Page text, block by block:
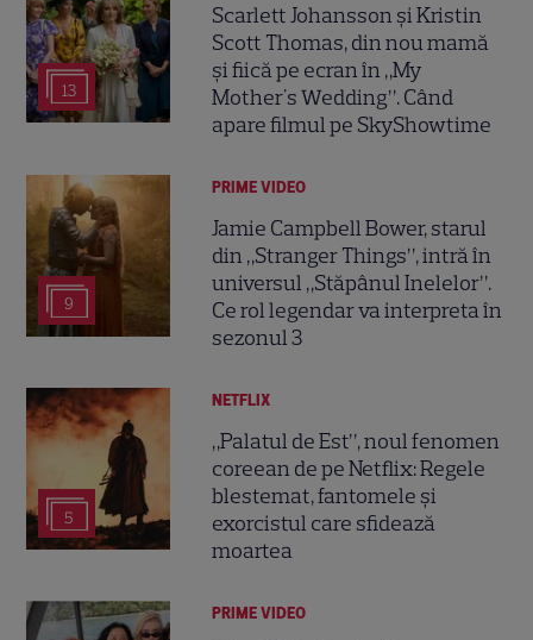
13
Scarlett Johansson și Kristin
Scott Thomas, din nou mamă
și fiică pe ecran în „My
Mother's Wedding”. Când
apare filmul pe SkyShowtime
9
PRIME VIDEO
Jamie Campbell Bower, starul
din „Stranger Things”, intră în
universul „Stăpânul Inelelor”.
Ce rol legendar va interpreta în
sezonul 3
5
NETFLIX
„Palatul de Est”, noul fenomen
coreean de pe Netflix: Regele
blestemat, fantomele și
exorcistul care sfidează
moartea
PRIME VIDEO